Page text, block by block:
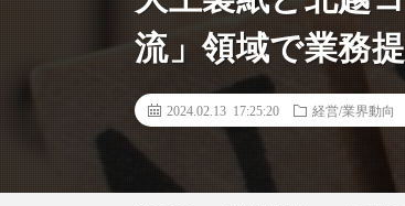
流」領域で業務
2024.02.13 17:25:20 経営/業界動向